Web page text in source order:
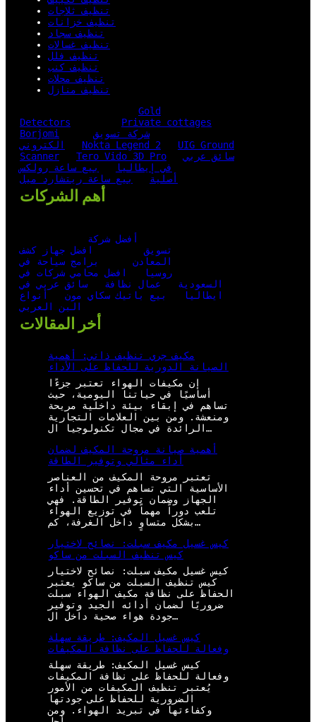
تنظيف ثلاجات
تنظيف خزانات
تنظيف سجاد
تنظيف غسالات
تنظيف فلل
تنظيف كنب
تنظيف محلات
تنظيف منازل
Gold
Detectors
Private cottages
Borjomi
شركة تسويق
الكتروني
Nokta Legend 2
UIG Ground
Scanner
Tero Vido 3D Pro
سائق عربي
في إيطاليا
بيع ساعة رولكس
أصلية
بيع ساعة ريتشارد ميل
أهم الشركات
أفضل شركة
تسويق
افضل جهاز كشف
المعادن
برامج سياحة في
روسيا
افضل محامي شركات في
السعودية
عمال نظافة
سائق عربي في
ايطاليا
بيع باتيك سكاي مون
أنواع
البن العربي
أخر المقالات
مكيف جري تنظيف ذاتي: أهمية
الصيانة الدورية للحفاظ على الأداء
إن مكيفات الهواء تعتبر جزءًا
أساسيًا في حياتنا اليومية، حيث
تساهم في إبقاء بيئة داخلية مريحة
ومنعشة. ومن بين العلامات التجارية
الرائدة في مجال تكنولوجيا ال…
أهمية صيانة مروحة المكيف لضمان
أداء مثالي وتوفير الطاقة
تعتبر مروحة المكيف من العناصر
الأساسية التي تساهم في تحسين أداء
الجهاز وضمان توفير الطاقة. فهي
تلعب دوراً مهماً في توزيع الهواء
بشكل متساوٍ داخل الغرفة، كم…
كيس غسيل مكيف سبلت: نصائح لاختيار
كيس تنظيف السبلت من ساكو
كيس غسيل مكيف سبلت: نصائح لاختيار
كيس تنظيف السبلت من ساكو يعتبر
الحفاظ على نظافة مكيف الهواء سبلت
ضروريًا لضمان أدائه الجيد وتوفير
جودة هواء صحية داخل ال…
كيس غسيل المكيف: طريقة سهلة
وفعالة للحفاظ على نظافة المكيفات
كيس غسيل المكيف: طريقة سهلة
وفعالة للحفاظ على نظافة المكيفات
يُعتبر تنظيف المكيفات من الأمور
الضرورية للحفاظ على جودتها
وكفاءتها في تبريد الهواء. ومن